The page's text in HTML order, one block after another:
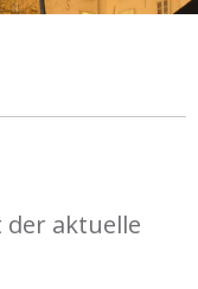
der aktuelle